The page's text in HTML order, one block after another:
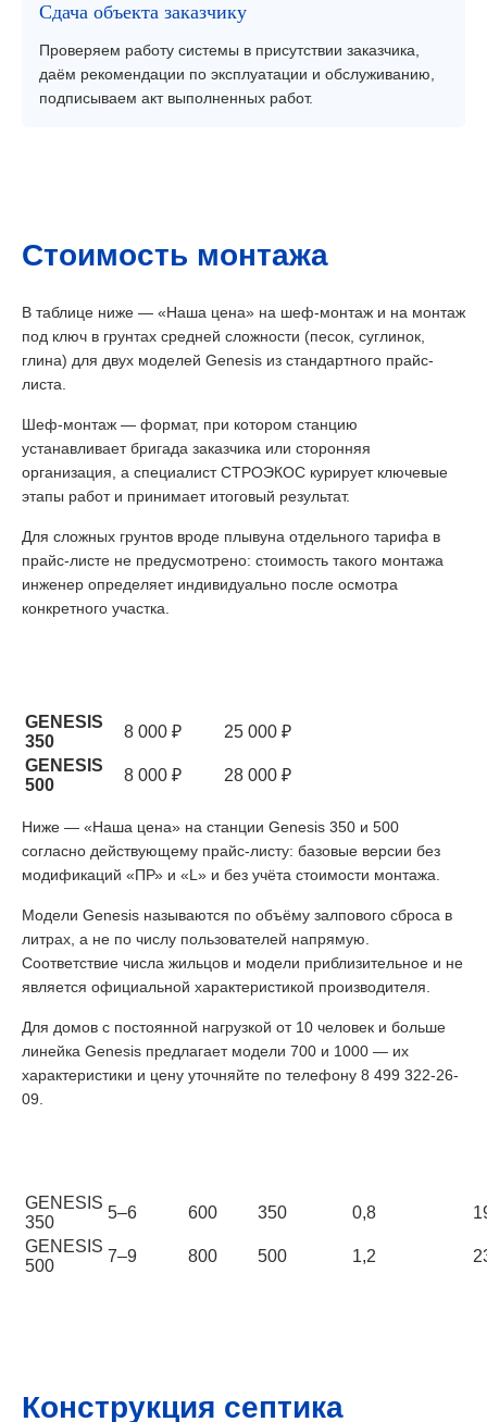
Сдача объекта заказчику
Проверяем работу системы в присутствии заказчика,
даём рекомендации по эксплуатации и обслуживанию,
подписываем акт выполненных работ.
Стоимость монтажа
В таблице ниже — «Наша цена» на шеф-монтаж и на монтаж
под ключ в грунтах средней сложности (песок, суглинок,
глина) для двух моделей Genesis из стандартного прайс-
листа.
Шеф-монтаж — формат, при котором станцию
устанавливает бригада заказчика или сторонняя
организация, а специалист СТРОЭКОС курирует ключевые
этапы работ и принимает итоговый результат.
Для сложных грунтов вроде плывуна отдельного тарифа в
прайс-листе не предусмотрено: стоимость такого монтажа
инженер определяет индивидуально после осмотра
конкретного участка.
GENESIS
350
8 000 ₽
25 000 ₽
GENESIS
500
8 000 ₽ 28 000 ₽
Ниже — «Наша цена» на станции Genesis 350 и 500
согласно действующему прайс-листу: базовые версии без
модификаций «ПР» и «L» и без учёта стоимости монтажа.
Модели Genesis называются по объёму залпового сброса в
литрах, а не по числу пользователей напрямую.
Соответствие числа жильцов и модели приблизительное и не
является официальной характеристикой производителя.
Для домов с постоянной нагрузкой от 10 человек и больше
линейка Genesis предлагает модели 700 и 1000 — их
характеристики и цену уточняйте по телефону 8 499 322-26-
09.
GENESIS
350
5–6 600 350 0,8
GENESIS
500
7–9 800 500 1,2
Конструкция септика